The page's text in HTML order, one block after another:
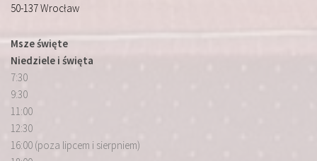
50-137 Wrocław
Msze święte
Niedziele i święta
7:30
9:30
11:00
12:30
16:00 (poza lipcem i sierpniem)